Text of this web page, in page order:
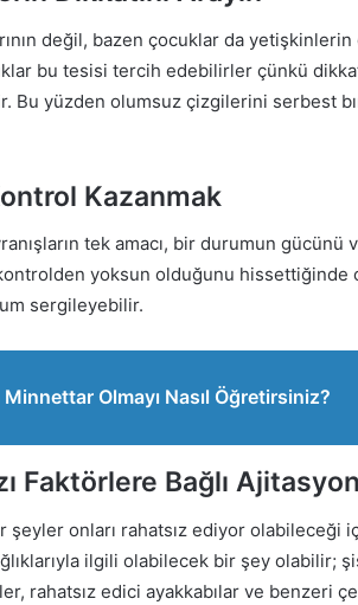
değil, bazen çocuklar da
bu tesisi tercih edebilirler çünkü
Bu yüzden olumsuz çizgilerini serbest
Kazanmak
tek amacı, bir durumun
yoksun olduğunu
sergileyebilir.
Olmayı Nasıl Öğretirsiniz?
Faktörlere Bağlı Ajitasyon
şeyler onları rahatsız ediyor olabileceği
ilgili olabilecek bir şey olabilir;
rahatsız edici ayakkabılar ve benzeri